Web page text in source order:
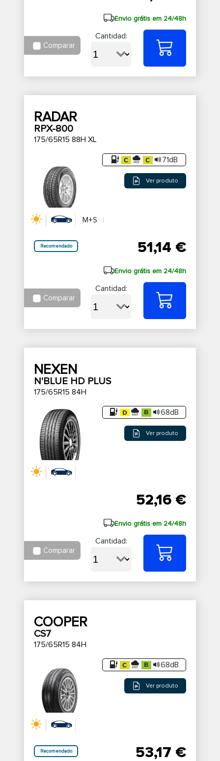
Envio grátis em 24/48h
Comparar
Cantidad:
RADAR
RPX-800
175/65R15 88H XL
71dB
Ver produto
M+S
Recomendado 51,14 €
Envio grátis em 24/48h
Comparar
Cantidad:
NEXEN
N'BLUE HD PLUS
175/65R15 84H
68dB
Ver produto
52,16 €
Envio grátis em 24/48h
Comparar
Cantidad:
COOPER
CS7
175/65R15 84H
68dB
Ver produto
Recomendado 53,17 €